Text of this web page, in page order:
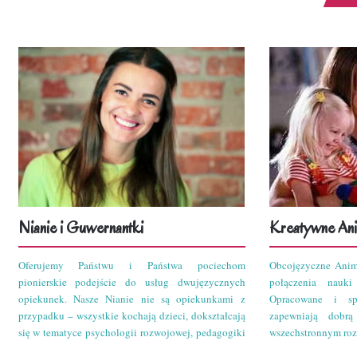
Nianie i Guwernantki
Oferujemy Państwu i Państwa pociechom
pionierskie podejście do usług dwujęzycznych
opiekunek. Nasze Nianie nie są opiekunkami z
przypadku – wszystkie kochają dzieci, dokształcają
się w tematyce psychologii rozwojowej, pedagogiki
Kreatywne
Obcojęzyczne
połączenia
Opracowane i
zapewniają
wszechstronnym